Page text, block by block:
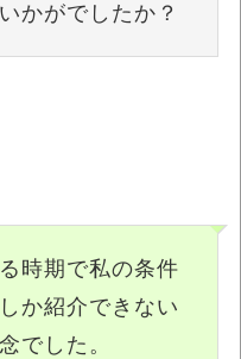
かがでしたか？
時期で私の条件
か紹介できない
でした。